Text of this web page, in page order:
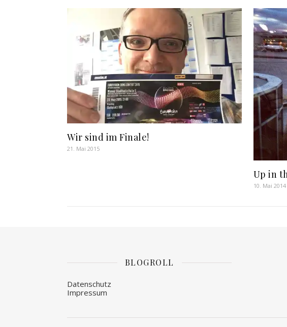
Wir sind im Finale!
21. Mai 2015
Up in
10. Mai 2014
BLOGROLL
Datenschutz
Impressum